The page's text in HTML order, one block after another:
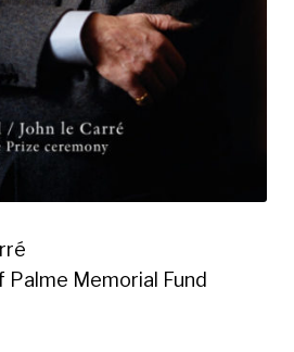
Palme Memorial Fund